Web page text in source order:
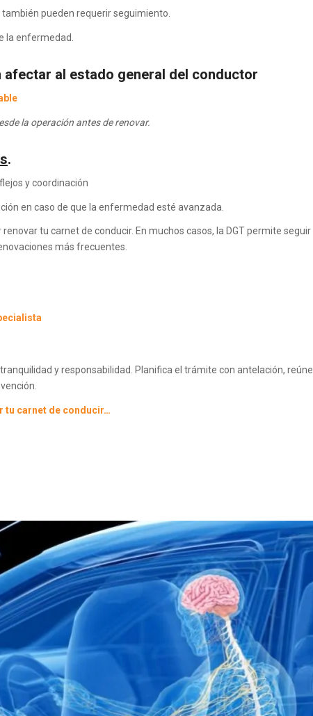
pueden requerir seguimiento.
la enfermedad.
afectar al estado general del conductor
la operación antes de renovar.
.
y coordinación
en caso de que la enfermedad esté avanzada.
tu carnet de conducir. En muchos casos, la DGT permite seguir
más frecuentes.
y responsabilidad. Planifica el trámite con antelación, reúne
tu carnet de conducir…